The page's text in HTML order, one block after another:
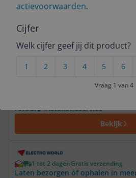
actievoorwaarden.
Cijfer
Welk cijfer geef jij dit product?
6
5
4
3
2
1
Vraag 1 van 4
Vandaag besteld, morgen gratis
Gratis verzending
retour✔️Installatieservice
Bekijk
1 tot 2 dagenGratis verzending
Laten bezorgen óf ophalen in